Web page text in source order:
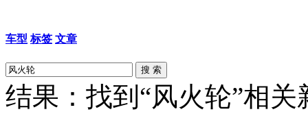
车型 标签 文章
结果：找到“风火轮”相